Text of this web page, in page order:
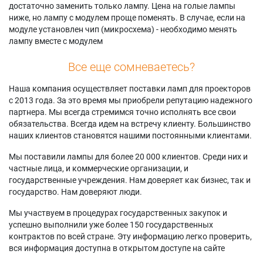
достаточно заменить только лампу. Цена на голые лампы
ниже, но лампу с модулем проще поменять. В случае, если на
модуле установлен чип (микросхема) - необходимо менять
лампу вместе с модулем
Все еще сомневаетесь?
Наша компания осуществляет поставки ламп для проекторов
с 2013 года. За это время мы приобрели репутацию надежного
партнера. Мы всегда стремимся точно исполнять все свои
обязательства. Всегда идем на встречу клиенту. Большинство
наших клиентов становятся нашими постоянными клиентами.
Мы поставили лампы для более 20 000 клиентов. Среди них и
частные лица, и коммерческие организации, и
государственные учреждения. Нам доверяет как бизнес, так и
государство. Нам доверяют люди.
Мы участвуем в процедурах государственных закупок и
успешно выполнили уже более 150 государственных
контрактов по всей стране. Эту информацию легко проверить,
вся информация доступна в открытом доступе на сайте